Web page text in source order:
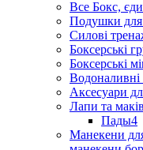
Все Бокс,
Подушки для
Силові
Боксерські
Боксерські
Аксесуари
Лапи та
Пады4
Манекени